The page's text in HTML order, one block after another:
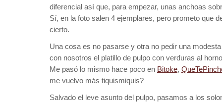
diferencial así que, para empezar, unas anchoas
Sí, en la foto salen 4 ejemplares, pero prometo que
cierto.
Una cosa es no pasarse y otra no pedir una
con nosotros el platillo de pulpo con verduras al
Me pasó lo mismo hace poco en Bitoke,
me vuelvo más tiquismiquis?
Salvado el leve asunto del pulpo, pasamos a los